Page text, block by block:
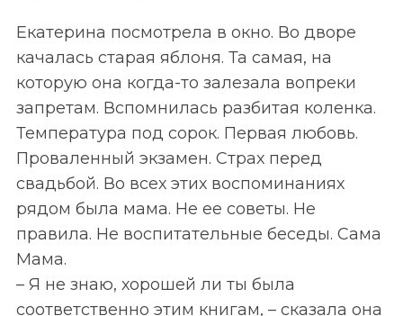
Екатерина посмотрела в окно. Во дворе
качалась старая яблоня. Та самая, на
которую она когда-то залезала вопреки
запретам. Вспомнилась разбитая коленка.
Температура под сорок. Первая любовь.
Проваленный экзамен. Страх перед
свадьбой. Во всех этих воспоминаниях
рядом была мама. Не ее советы. Не
правила. Не воспитательные беседы. Сама
Мама.
– Я не знаю, хорошей ли ты была
соответственно этим книгам, – сказала она